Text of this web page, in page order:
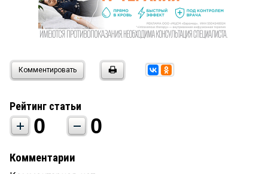
Комментировать
Рейтинг статьи
0 0
Комментарии